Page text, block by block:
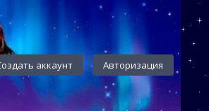
аккаунт Авторизация